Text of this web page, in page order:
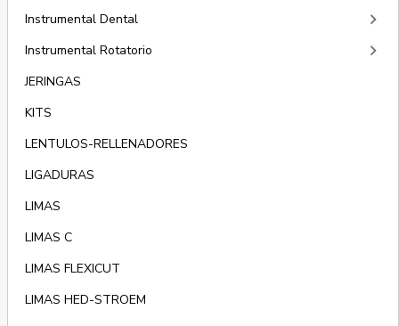
Instrumental Dental keyboard_arrow_right
Instrumental Rotatorio keyboard_arrow_right
JERINGAS
KITS
LENTULOS-RELLENADORES
LIGADURAS
LIMAS
LIMAS C
LIMAS FLEXICUT
LIMAS HED-STROEM